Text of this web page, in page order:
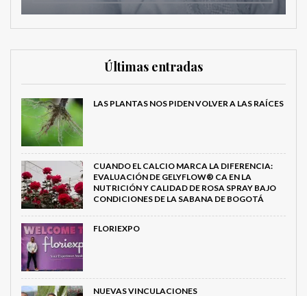
Últimas entradas
LAS PLANTAS NOS PIDEN VOLVER A LAS RAÍCES
CUANDO EL CALCIO MARCA LA DIFERENCIA:
EVALUACIÓN DE GELYFLOW® CA EN LA
NUTRICIÓN Y CALIDAD DE ROSA SPRAY BAJO
CONDICIONES DE LA SABANA DE BOGOTÁ
FLORIEXPO
NUEVAS VINCULACIONES